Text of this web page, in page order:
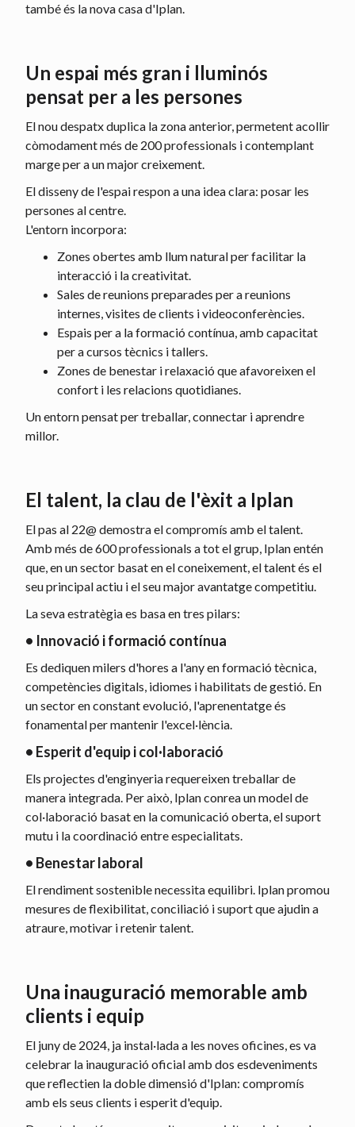
també és la nova casa d'Iplan.
Un espai més gran i lluminós
pensat per a les persones
El nou despatx duplica la zona anterior, permetent acollir
còmodament més de 200 professionals i contemplant
marge per a un major creixement.
El disseny de l'espai respon a una idea clara: posar les
persones al centre.
L'entorn incorpora:
Zones obertes amb llum natural per facilitar la
interacció i la creativitat.
Sales de reunions preparades per a reunions
internes, visites de clients i videoconferències.
Espais per a la formació contínua, amb capacitat
per a cursos tècnics i tallers.
Zones de benestar i relaxació que afavoreixen el
confort i les relacions quotidianes.
Un entorn pensat per treballar, connectar i aprendre
millor.
El talent, la clau de l'èxit a Iplan
El pas al 22@ demostra el compromís amb el talent.
Amb més de 600 professionals a tot el grup, Iplan entén
que, en un sector basat en el coneixement, el talent és el
seu principal actiu i el seu major avantatge competitiu.
La seva estratègia es basa en tres pilars:
• Innovació i formació contínua
Es dediquen milers d'hores a l'any en formació tècnica,
competències digitals, idiomes i habilitats de gestió. En
un sector en constant evolució, l'aprenentatge és
fonamental per mantenir l'excel·lència.
• Esperit d'equip i col·laboració
Els projectes d'enginyeria requereixen treballar de
manera integrada. Per això, Iplan conrea un model de
col·laboració basat en la comunicació oberta, el suport
mutu i la coordinació entre especialitats.
• Benestar laboral
El rendiment sostenible necessita equilibri. Iplan promou
mesures de flexibilitat, conciliació i suport que ajudin a
atraure, motivar i retenir talent.
Una inauguració memorable amb
clients i equip
El juny de 2024, ja instal·lada a les noves oficines, es va
celebrar la inauguració oficial amb dos esdeveniments
que reflectien la doble dimensió d'Iplan: compromís
amb els seus clients i esperit d'equip.